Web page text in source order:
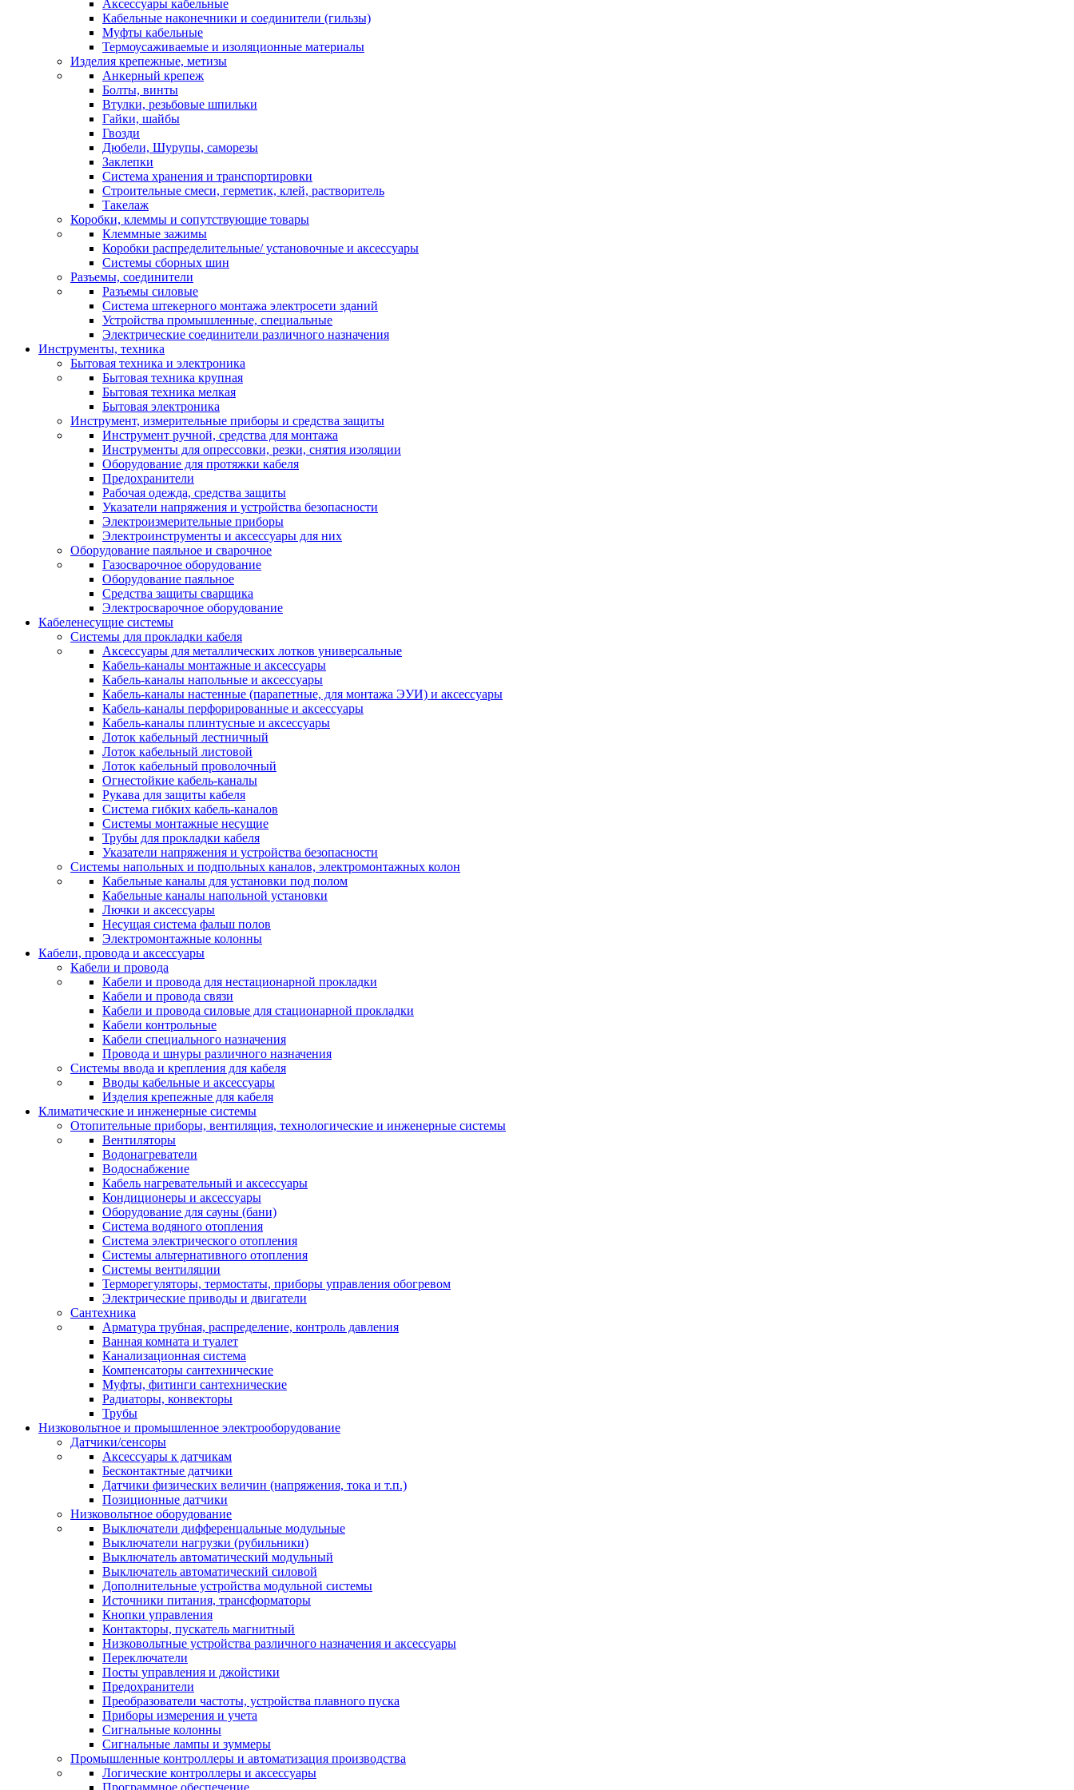
Аксессуары кабельные
Кабельные наконечники и соединители (гильзы)
Муфты кабельные
Термоусаживаемые и изоляционные материалы
Изделия крепежные, метизы
Анкерный крепеж
Болты, винты
Втулки, резьбовые шпильки
Гайки, шайбы
Гвозди
Дюбели, Шурупы, саморезы
Заклепки
Система хранения и транспортировки
Строительные смеси, герметик, клей, растворитель
Такелаж
Коробки, клеммы и сопутствующие товары
Клеммные зажимы
Коробки распределительные/ установочные и аксессуары
Системы сборных шин
Разъемы, соединители
Разъемы силовые
Система штекерного монтажа электросети зданий
Устройства промышленные, специальные
Электрические соединители различного назначения
Инструменты, техника
Бытовая техника и электроника
Бытовая техника крупная
Бытовая техника мелкая
Бытовая электроника
Инструмент, измерительные приборы и средства защиты
Инструмент ручной, средства для монтажа
Инструменты для опрессовки, резки, снятия изоляции
Оборудование для протяжки кабеля
Предохранители
Рабочая одежда, средства защиты
Указатели напряжения и устройства безопасности
Электроизмерительные приборы
Электроинструменты и аксессуары для них
Оборудование паяльное и сварочное
Газосварочное оборудование
Оборудование паяльное
Средства защиты сварщика
Электросварочное оборудование
Кабеленесущие системы
Системы для прокладки кабеля
Аксессуары для металлических лотков универсальные
Кабель-каналы монтажные и аксессуары
Кабель-каналы напольные и аксессуары
Кабель-каналы настенные (парапетные, для монтажа ЭУИ) и аксессуары
Кабель-каналы перфорированные и аксессуары
Кабель-каналы плинтусные и аксессуары
Лоток кабельный лестничный
Лоток кабельный листовой
Лоток кабельный проволочный
Огнестойкие кабель-каналы
Рукава для защиты кабеля
Система гибких кабель-каналов
Системы монтажные несущие
Трубы для прокладки кабеля
Указатели напряжения и устройства безопасности
Системы напольных и подпольных каналов, электромонтажных колон
Кабельные каналы для установки под полом
Кабельные каналы напольной установки
Лючки и аксессуары
Несущая система фальш полов
Электромонтажные колонны
Кабели, провода и аксессуары
Кабели и провода
Кабели и провода для нестационарной прокладки
Кабели и провода связи
Кабели и провода силовые для стационарной прокладки
Кабели контрольные
Кабели специального назначения
Провода и шнуры различного назначения
Системы ввода и крепления для кабеля
Вводы кабельные и аксессуары
Изделия крепежные для кабеля
Климатические и инженерные системы
Отопительные приборы, вентиляция, технологические и инженерные системы
Вентиляторы
Водонагреватели
Водоснабжение
Кабель нагревательный и аксессуары
Кондиционеры и аксессуары
Оборудование для сауны (бани)
Система водяного отопления
Система электрического отопления
Системы альтернативного отопления
Системы вентиляции
Терморегуляторы, термостаты, приборы управления обогревом
Электрические приводы и двигатели
Сантехника
Арматура трубная, распределение, контроль давления
Ванная комната и туалет
Канализационная система
Компенсаторы сантехнические
Муфты, фитинги сантехнические
Радиаторы, конвекторы
Трубы
Низковольтное и промышленное электрооборудование
Датчики/сенсоры
Аксессуары к датчикам
Бесконтактные датчики
Датчики физических величин (напряжения, тока и т.п.)
Позиционные датчики
Низковольтное оборудование
Выключатели дифференцальные модульные
Выключатели нагрузки (рубильники)
Выключатель автоматический модульный
Выключатель автоматический силовой
Дополнительные устройства модульной системы
Источники питания, трансформаторы
Кнопки управления
Контакторы, пускатель магнитный
Низковольтные устройства различного назначения и аксессуары
Переключатели
Посты управления и джойстики
Предохранители
Преобразователи частоты, устройства плавного пуска
Приборы измерения и учета
Сигнальные колонны
Сигнальные лампы и зуммеры
Промышленные контроллеры и автоматизация производства
Логические контроллеры и аксессуары
Программное обеспечение